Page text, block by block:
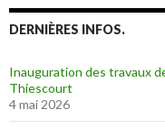
DERNIÈRES INFOS.
Inauguration des travaux
Thiescourt
4 mai 2026